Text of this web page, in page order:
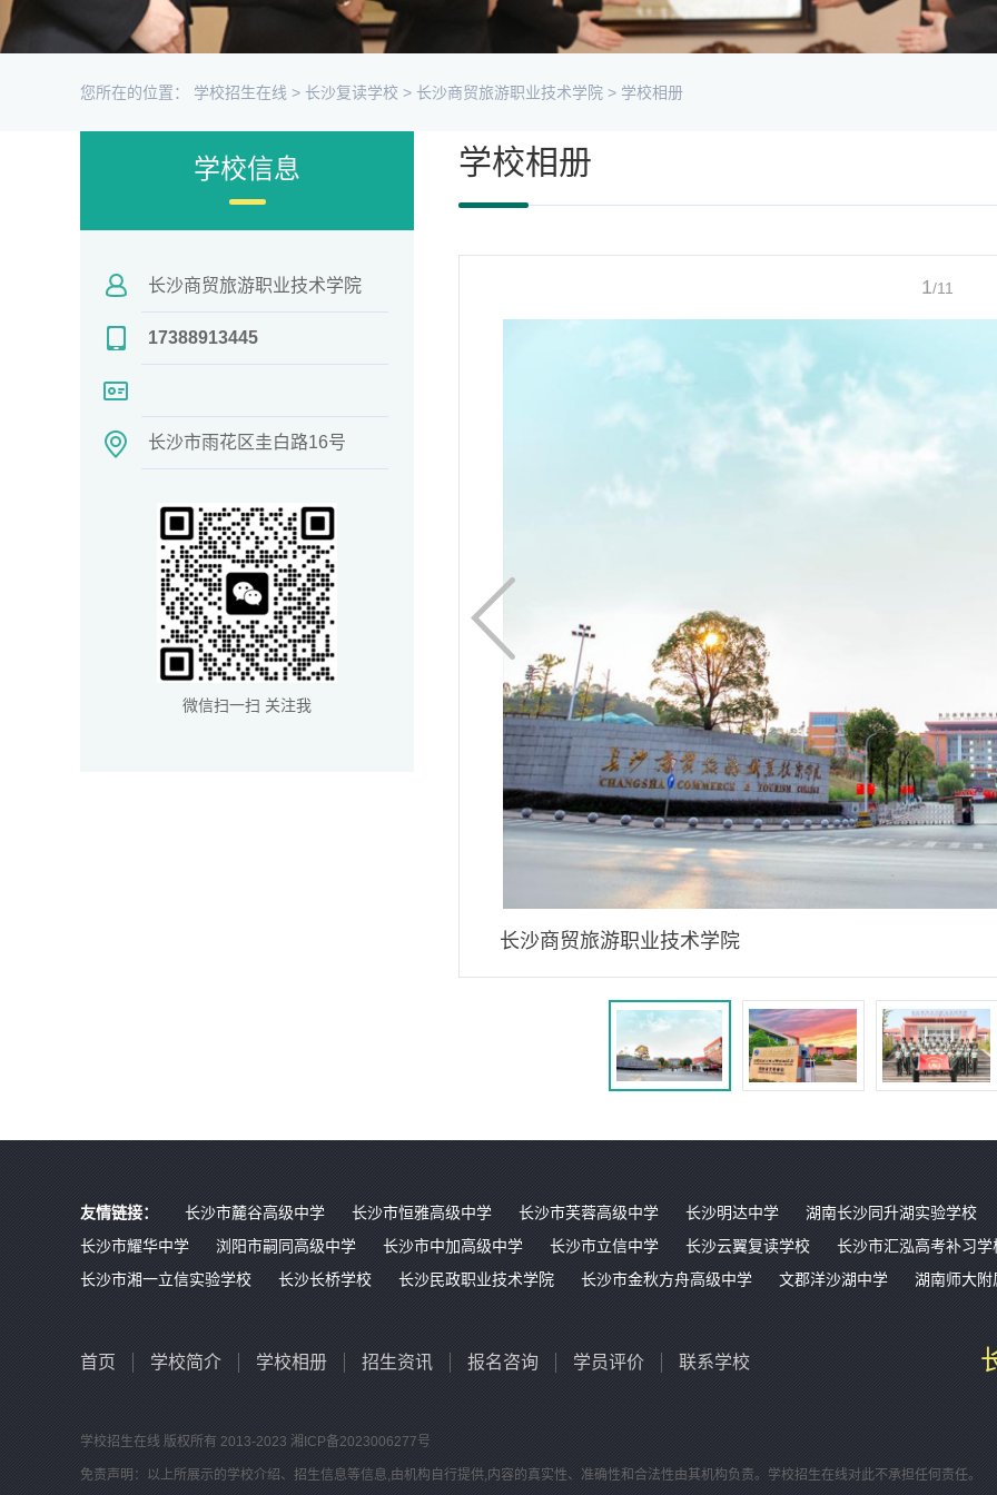
您所在的位置： 学校招生在线 > 长沙复读学校 > 长沙商贸旅游职业技术学院 > 学校相册
学校信息
长沙商贸旅游职业技术学院
17388913445
长沙市雨花区圭白路16号
微信扫一扫 关注我
学校相册
1/11
长沙商贸旅游职业技术学院
友情链接： 长沙市麓谷高级中学 长沙市恒雅高级中学 长沙市芙蓉高级中学 长沙明达中学
湖南长沙同升湖实验学校
长沙市耀华中学
浏阳市嗣同高级中学 长沙市中加高级中学 长沙市立信中学 长沙云翼复读学校
长沙市汇泓高考补习学
长沙市湘一立信实验学校
长沙长桥学校 长沙民政职业技术学院 长沙市金秋方舟高级中学 文郡洋沙湖中学 湖南师大附
首页 学校简介 学校相册 招生资讯 报名咨询 学员评价 联系学校
学校招生在线 版权所有 2013-2023 湘ICP备2023006277号
免责声明：以上所展示的学校介绍、招生信息等信息,由机构自行提供,内容的真实性、准确性和合法性由其机构负责。学校招生在线对此不承担任何责任。